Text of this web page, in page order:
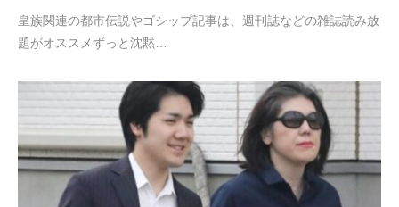
皇族関連の都市伝説やゴシップ記事は、週刊誌などの雑誌読み放
題がオススメずっと沈黙…